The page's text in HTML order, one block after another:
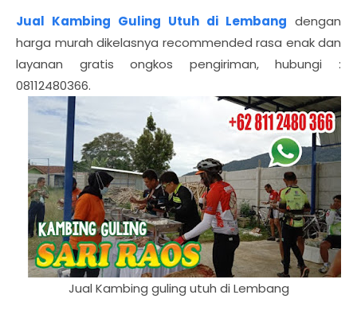
Jual Kambing Guling Utuh di Lembang dengan
harga murah dikelasnya recommended rasa enak dan
layanan gratis ongkos pengiriman, hubungi :
08112480366.
Jual Kambing guling utuh di Lembang